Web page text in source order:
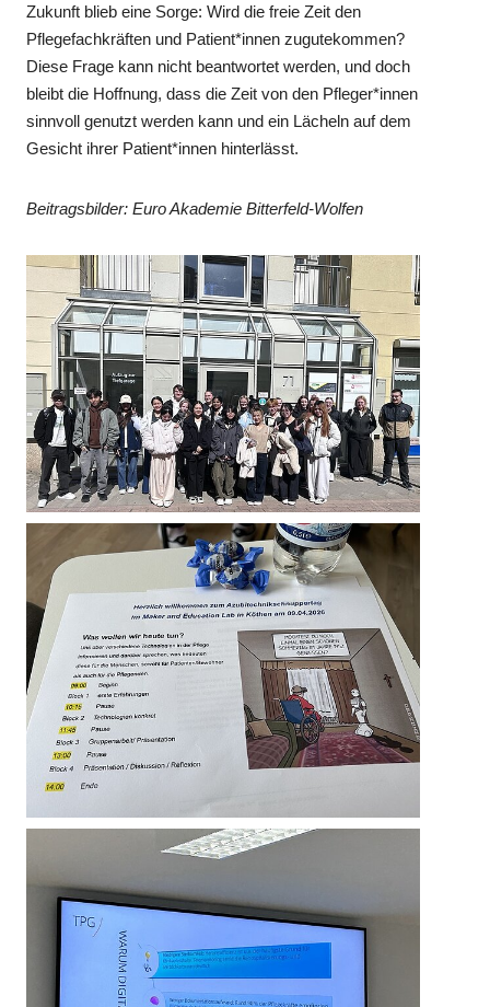
Zukunft blieb eine Sorge: Wird die freie Zeit den
Pflegefachkräften und Patient*innen zugutekommen?
Diese Frage kann nicht beantwortet werden, und doch
bleibt die Hoffnung, dass die Zeit von den Pfleger*innen
sinnvoll genutzt werden kann und ein Lächeln auf dem
Gesicht ihrer Patient*innen hinterlässt.
Beitragsbilder: Euro Akademie Bitterfeld-Wolfen